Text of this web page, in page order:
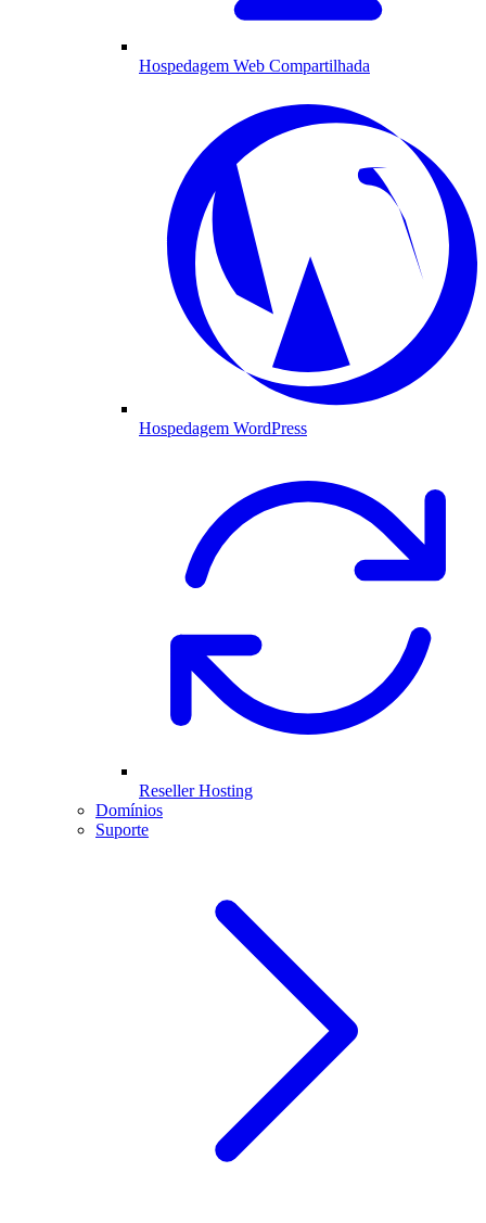
Hospedagem Web Compartilhada
Hospedagem WordPress
Reseller Hosting
Domínios
Suporte